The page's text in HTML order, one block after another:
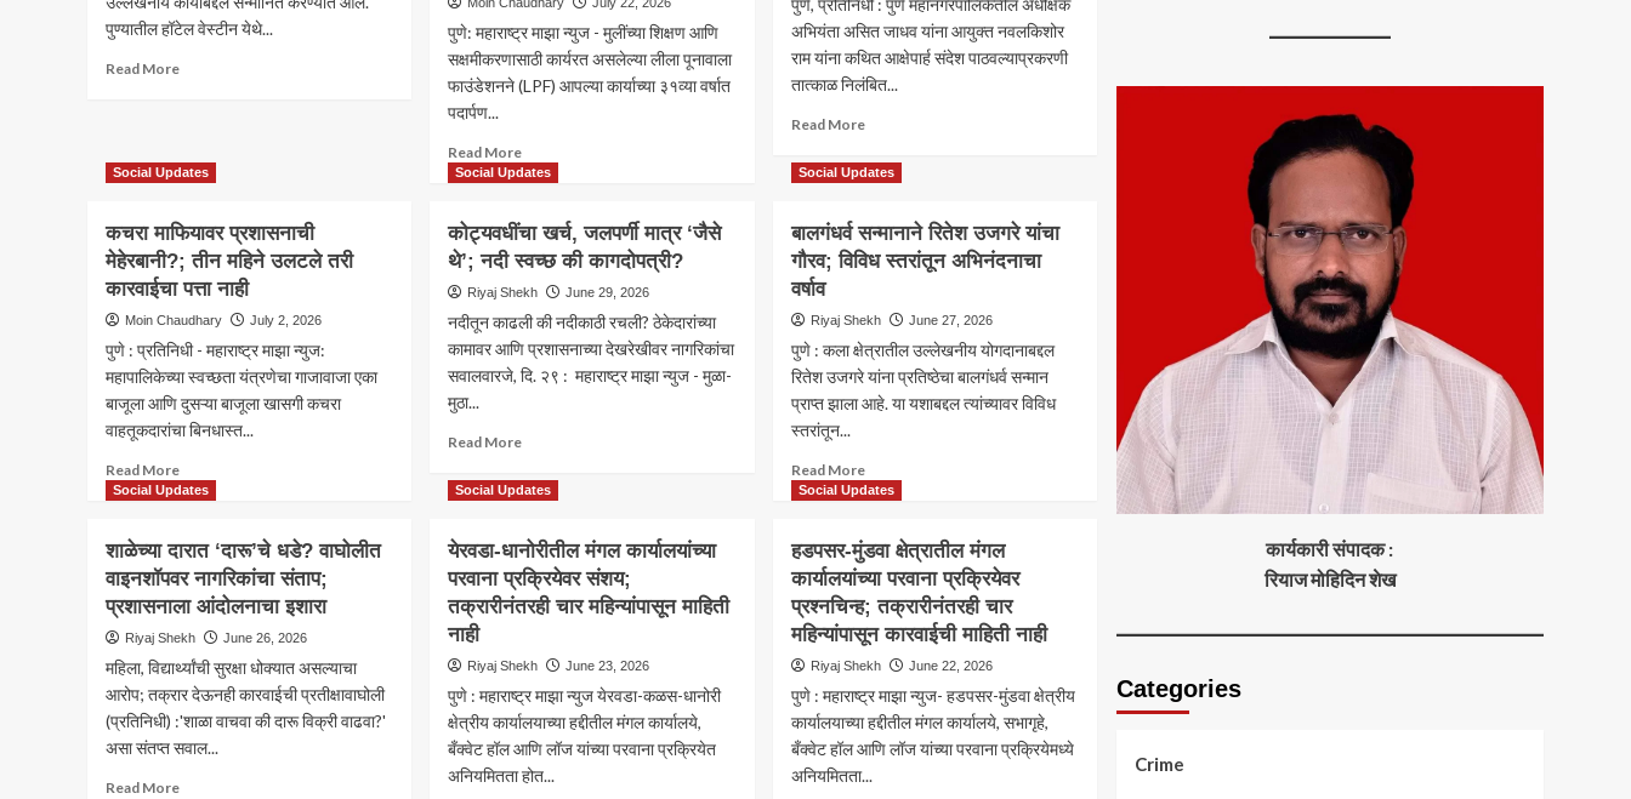
पुण्यातील हॉटेल वेस्टीन येथे...
Read MoreRead
सुरेश
यांचा
नवज्योतसिंग
सिद्धू
यांच्या
हस्ते
गौरव.
पुणे: महाराष्ट्र माझा न्युज - मुलींच्या शिक्षण आणि
सक्षमीकरणासाठी कार्यरत असलेल्या लीला पूनावाला
फाउंडेशनने (LPF) आपल्या कार्याच्या ३१व्या वर्षात
पदार्पण...
Read MoreRead
more
लीला
पूनावाला
फाउंडेशनतर्फे
360
विद्यार्थिनींना
शिष्यवृत्ती
प्रदान:10
सहप्रवासाची
‘2Morrow
प्रकल्पाची
सुरुवात
पुणे, प्रतिनिधी : पुणे महानगरपालिकेतील अधीक्षक
अभियंता असित जाधव यांना आयुक्त नवलकिशोर
राम यांना कथित आक्षेपार्ह संदेश पाठवल्याप्रकरणी
तात्काळ निलंबित...
Read MoreRead
about
मोहात
अधीक्षक
जाधव
निलंबित;
बदली
रद्द
आक्षेपार्ह
संदेश;
खळबळ
Social Updates
कचरा माफियावर प्रशासनाची
मेहेरबानी?; तीन महिने उलटले तरी
कारवाईचा पत्ता नाही
Moin Chaudhary July 2, 2026
पुणे : प्रतिनिधी - महाराष्ट्र माझा न्युज:
महापालिकेच्या स्वच्छता यंत्रणेचा गाजावाजा एका
बाजूला आणि दुसऱ्या बाजूला खासगी कचरा
वाहतूकदारांचा बिनधास्त...
Read MoreRead
more
माफियावर
प्रशासनाची
मेहेरबानी?;
उलटले
तरी
कारवाईचा
पत्ता
Social Updates
कोट्यवधींचा खर्च, जलपर्णी मात्र ‘जैसे
थे’; नदी स्वच्छ की कागदोपत्री?
Riyaj Shekh June 29, 2026
नदीतून काढली की नदीकाठी रचली? ठेकेदारांच्या
कामावर आणि प्रशासनाच्या देखरेखीवर नागरिकांचा
सवालवारजे, दि. २९ : महाराष्ट्र माझा न्युज - मुळा-
मुठा...
Read MoreRead
about
जलपर्णी
मात्र
‘जैसे
स्वच्छ
की
कागदोपत्री?
Social Updates
बालगंधर्व सन्मानाने रितेश उजगरे यांचा
गौरव; विविध स्तरांतून अभिनंदनाचा
वर्षाव
Riyaj Shekh June 27, 2026
पुणे : कला क्षेत्रातील उल्लेखनीय योगदानाबद्दल
रितेश उजगरे यांना प्रतिष्ठेचा बालगंधर्व सन्मान
प्राप्त झाला आहे. या यशाबद्दल त्यांच्यावर विविध
स्तरांतून...
Read MoreRead
more
बालगंधर्व
सन्मानाने
रितेश
उजगरे
यांचा
गौरव;
विविध
स्तरांतून
अभिनंदनाचा
वर्षाव
Social Updates
शाळेच्या दारात ‘दारू’चे धडे? वाघोलीत
वाइनशॉपवर नागरिकांचा संताप;
प्रशासनाला आंदोलनाचा इशारा
Riyaj Shekh June 26, 2026
महिला, विद्यार्थ्यांची सुरक्षा धोक्यात असल्याचा
आरोप; तक्रार देऊनही कारवाईची प्रतीक्षावाघोली
(प्रतिनिधी) :'शाळा वाचवा की दारू विक्री वाढवा?'
असा संतप्त सवाल...
Read MoreRead
Social Updates
येरवडा-धानोरीतील मंगल कार्यालयांच्या
परवाना प्रक्रियेवर संशय;
तक्रारीनंतरही चार महिन्यांपासून माहिती
नाही
Riyaj Shekh June 23, 2026
पुणे : महाराष्ट्र माझा न्युज येरवडा-कळस-धानोरी
क्षेत्रीय कार्यालयाच्या हद्दीतील मंगल कार्यालये,
बँक्वेट हॉल आणि लॉज यांच्या परवाना प्रक्रियेत
अनियमितता होत...
Social Updates
हडपसर-मुंडवा क्षेत्रातील मंगल
कार्यालयांच्या परवाना प्रक्रियेवर
प्रश्नचिन्ह; तक्रारीनंतरही चार
महिन्यांपासून कारवाईची माहिती नाही
Riyaj Shekh June 22, 2026
पुणे : महाराष्ट्र माझा न्युज- हडपसर-मुंडवा क्षेत्रीय
कार्यालयाच्या हद्दीतील मंगल कार्यालये, सभागृहे,
बँक्वेट हॉल आणि लॉज यांच्या परवाना प्रक्रियेमध्ये
अनियमितता...
कार्यकारी संपादक :
रियाज मोहिदिन शेख
Categories
Crime